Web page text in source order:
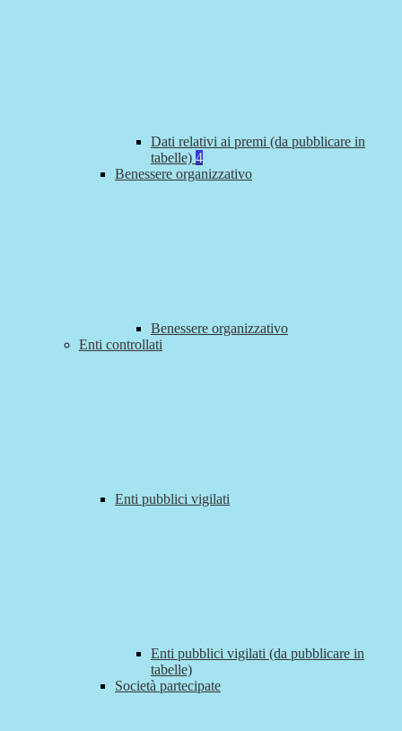
Dati relativi ai premi (da pubblicare in
tabelle) 4
Benessere organizzativo
Benessere organizzativo
Enti controllati
Enti pubblici vigilati
Enti pubblici vigilati (da pubblicare in
tabelle)
Società partecipate